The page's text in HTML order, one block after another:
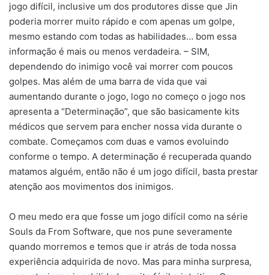
jogo difícil, inclusive um dos produtores disse que Jin
poderia morrer muito rápido e com apenas um golpe,
mesmo estando com todas as habilidades… bom essa
informação é mais ou menos verdadeira. – SIM,
dependendo do inimigo você vai morrer com poucos
golpes. Mas além de uma barra de vida que vai
aumentando durante o jogo, logo no começo o jogo nos
apresenta a “Determinação”, que são basicamente kits
médicos que servem para encher nossa vida durante o
combate. Começamos com duas e vamos evoluindo
conforme o tempo. A determinação é recuperada quando
matamos alguém, então não é um jogo difícil, basta prestar
atenção aos movimentos dos inimigos.
O meu medo era que fosse um jogo difícil como na série
Souls da From Software, que nos pune severamente
quando morremos e temos que ir atrás de toda nossa
experiência adquirida de novo. Mas para minha surpresa,